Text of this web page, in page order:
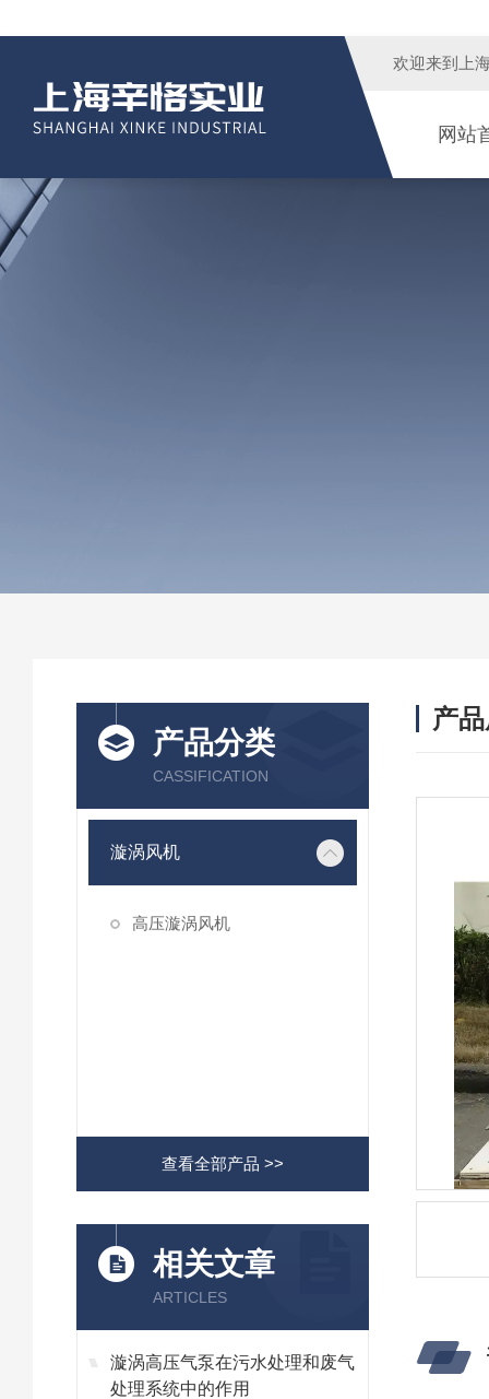
欢迎来到 上
网站
产品分类
CASSIFICATION
漩涡风机
高压漩涡风机
查看全部产品 >>
相关文章
ARTICLES
漩涡高压气泵在污水处理和废气
处理系统中的作用
产